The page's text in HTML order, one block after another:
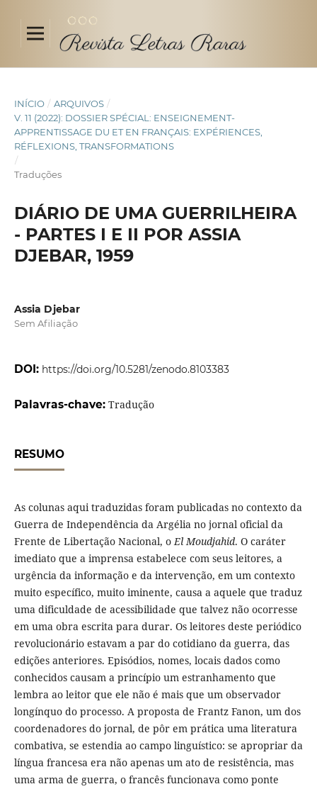
INÍCIO / ARQUIVOS /
V. 11 (2022): DOSSIER SPÉCIAL: ENSEIGNEMENT-
APPRENTISSAGE DU ET EN FRANÇAIS: EXPÉRIENCES,
RÉFLEXIONS, TRANSFORMATIONS
/
Traduções
DIÁRIO DE UMA GUERRILHEIRA
- PARTES I E II POR ASSIA
DJEBAR, 1959
Assia Djebar
Sem Afiliação
DOI: https://doi.org/10.5281/zenodo.8103383
Palavras-chave: Tradução
RESUMO
As colunas aqui traduzidas foram publicadas no contexto da
Guerra de Independência da Argélia no jornal oficial da
Frente de Libertação Nacional, oEl Moudjahid. O caráter
imediato que a imprensa estabelece com seus leitores, a
urgência da informação e da intervenção, em um contexto
muito específico, muito iminente, causa a aquele que traduz
uma dificuldade de acessibilidade que talvez não ocorresse
em uma obra escrita para durar. Os leitores deste periódico
revolucionário estavam a par do cotidiano da guerra, das
edições anteriores. Episódios, nomes, locais dados como
conhecidos causam a princípio um estranhamento que
lembra ao leitor que ele não é mais que um observador
longínquo do processo. A proposta de Frantz Fanon, um dos
coordenadores do jornal, de pôr em prática uma literatura
combativa, se estendia ao campo linguístico: se apropriar da
língua francesa era não apenas um ato de resistência, mas
uma arma de guerra, o francês funcionava como ponte